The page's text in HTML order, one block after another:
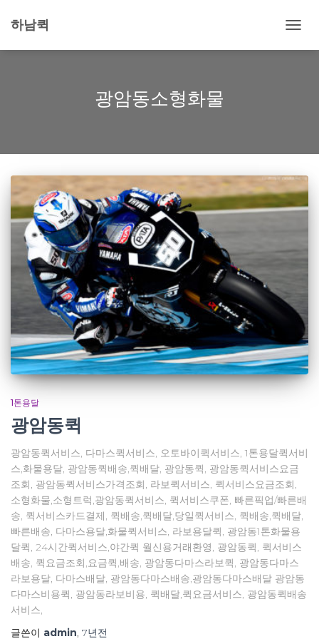
하남퀵
비
광암동소형화물
1톤용달
광암동퀵
광암동퀵서비스, 다마스퀵서비스, 오토바이퀵서비스, 1톤용달퀵서비
스,화물용달, 광암동퀵배송,퀵배달, 광암동퀵, 광암동퀵서비스요금
조회, 광암동퀵서비스가격조회, 라보퀵서비스, 퀵서비스요금조회,
소형화물,소형트럭,광암동퀵서비스, 퀵서비스쿠폰, 빠른픽업/빠른배
송, 퀵서비스카드결제, 퀵배송,퀵배달,당일퀵서비스, 퀵배송,퀵배달,
빠른배송, 다마스용달,화물퀵서비스, 라보용달퀵, 광암동1톤화물용
달퀵, 24시간퀵서비스,야간퀵 월신용거래환영, 광암동퀵, 퀵서비스
배송, 퀵요금조회,요금퀵,배송, 광암동다마스라보퀵, 광암동다마스
라보용달, 다마스배달, 광암동다마스배송,광암동다마스배달 광암동
다마스비용퀵, 광암동라보비용, 퀵배달,퀵요금서비스, 광암동퀵배송
서비스,
글쓴이 admin, 7년전